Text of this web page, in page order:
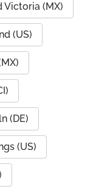
Victoria (MX)
(US)
(DE)
(US)